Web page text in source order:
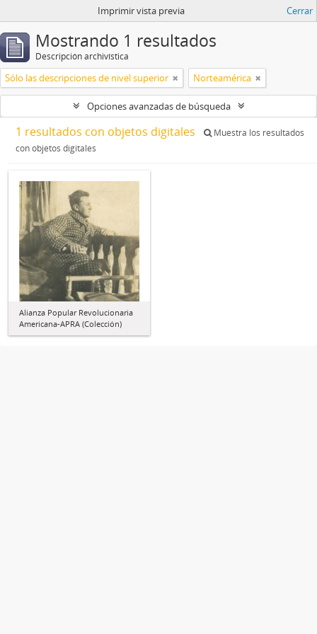
Imprimir vista previa Cerrar
Mostrando 1 resultados
Descripción archivística
Sólo las descripciones de nivel superior Norteamérica
Opciones avanzadas de búsqueda
1 resultados con objetos digitales
Muestra los resultados
con objetos digitales
Alianza Popular Revolucionaria
Americana-APRA (Colección)